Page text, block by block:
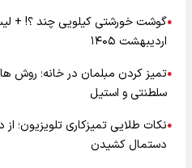
●
اردیبهشت ۱۴۰۵
●تمیز کردن مبلمان در خانه؛ روش
سلطنتی و استیل
●نکات طلایی تمیزکاری تلویزیون؛
دستمال کشیدن